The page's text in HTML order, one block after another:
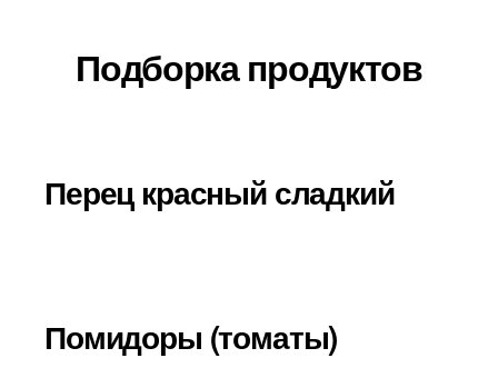
Подборка продуктов
Перец красный сладкий
Помидоры (томаты)